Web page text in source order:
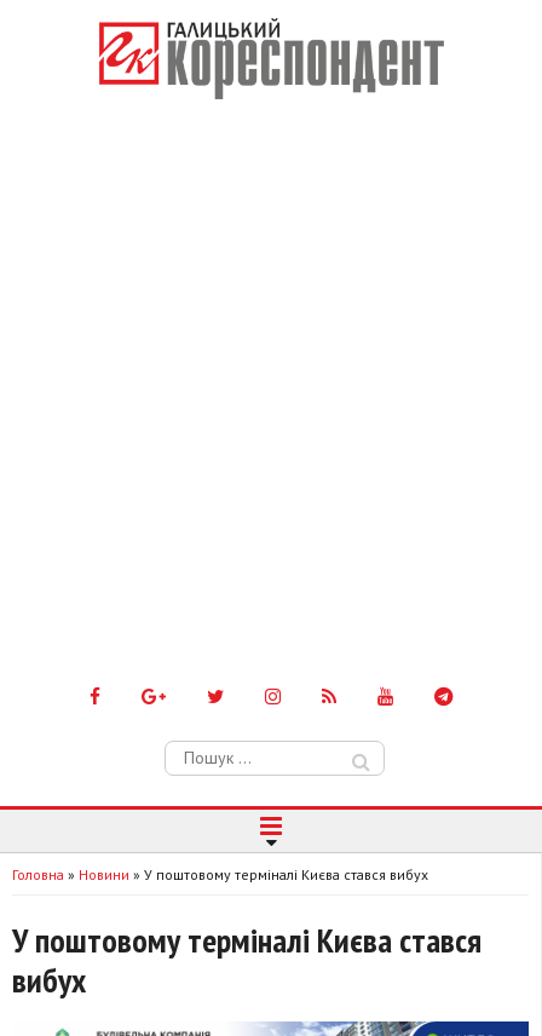
Пошук:
Головна » Новини » У поштовому терміналі Києва стався вибух
У поштовому терміналі Києва стався
вибух